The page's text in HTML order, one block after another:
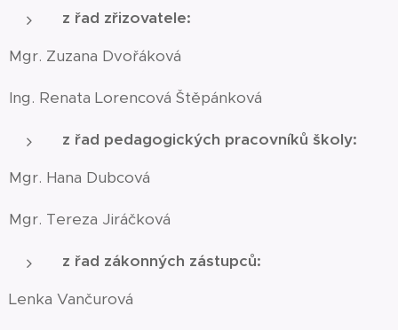
z řad zřizovatele:
Mgr. Zuzana Dvořáková
Ing. Renata Lorencová Štěpánková
z řad pedagogických pracovníků školy:
Mgr. Hana Dubcová
Mgr. Tereza Jiráčková
z řad zákonných zástupců:
Lenka Vančurová